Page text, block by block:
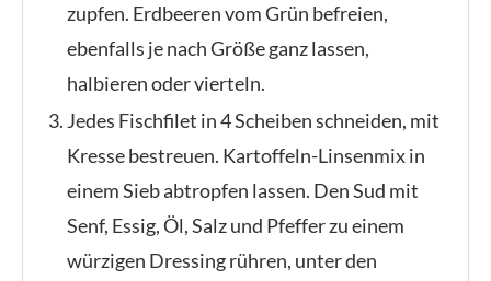
zupfen. Erdbeeren vom Grün befreien,
ebenfalls je nach Größe ganz lassen,
halbieren oder vierteln.
Jedes Fischfilet in 4 Scheiben schneiden, mit
Kresse bestreuen. Kartoffeln-Linsenmix in
einem Sieb abtropfen lassen. Den Sud mit
Senf, Essig, Öl, Salz und Pfeffer zu einem
würzigen Dressing rühren, unter den